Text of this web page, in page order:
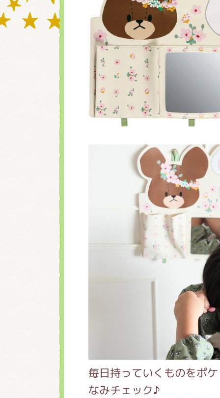
毎日持っていくものをポ
なみチェック♪
おたのしみコンテン
チア ジャッキーズ！
くまのがっこう しょく
くまのがっこう 家庭科